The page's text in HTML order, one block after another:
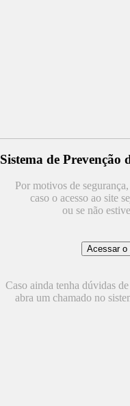
Sistema de Prevenção
Por motivos de
caso o acesso ao site
ou se não
Caso ainda tenha dúvidas
abra um chamado no